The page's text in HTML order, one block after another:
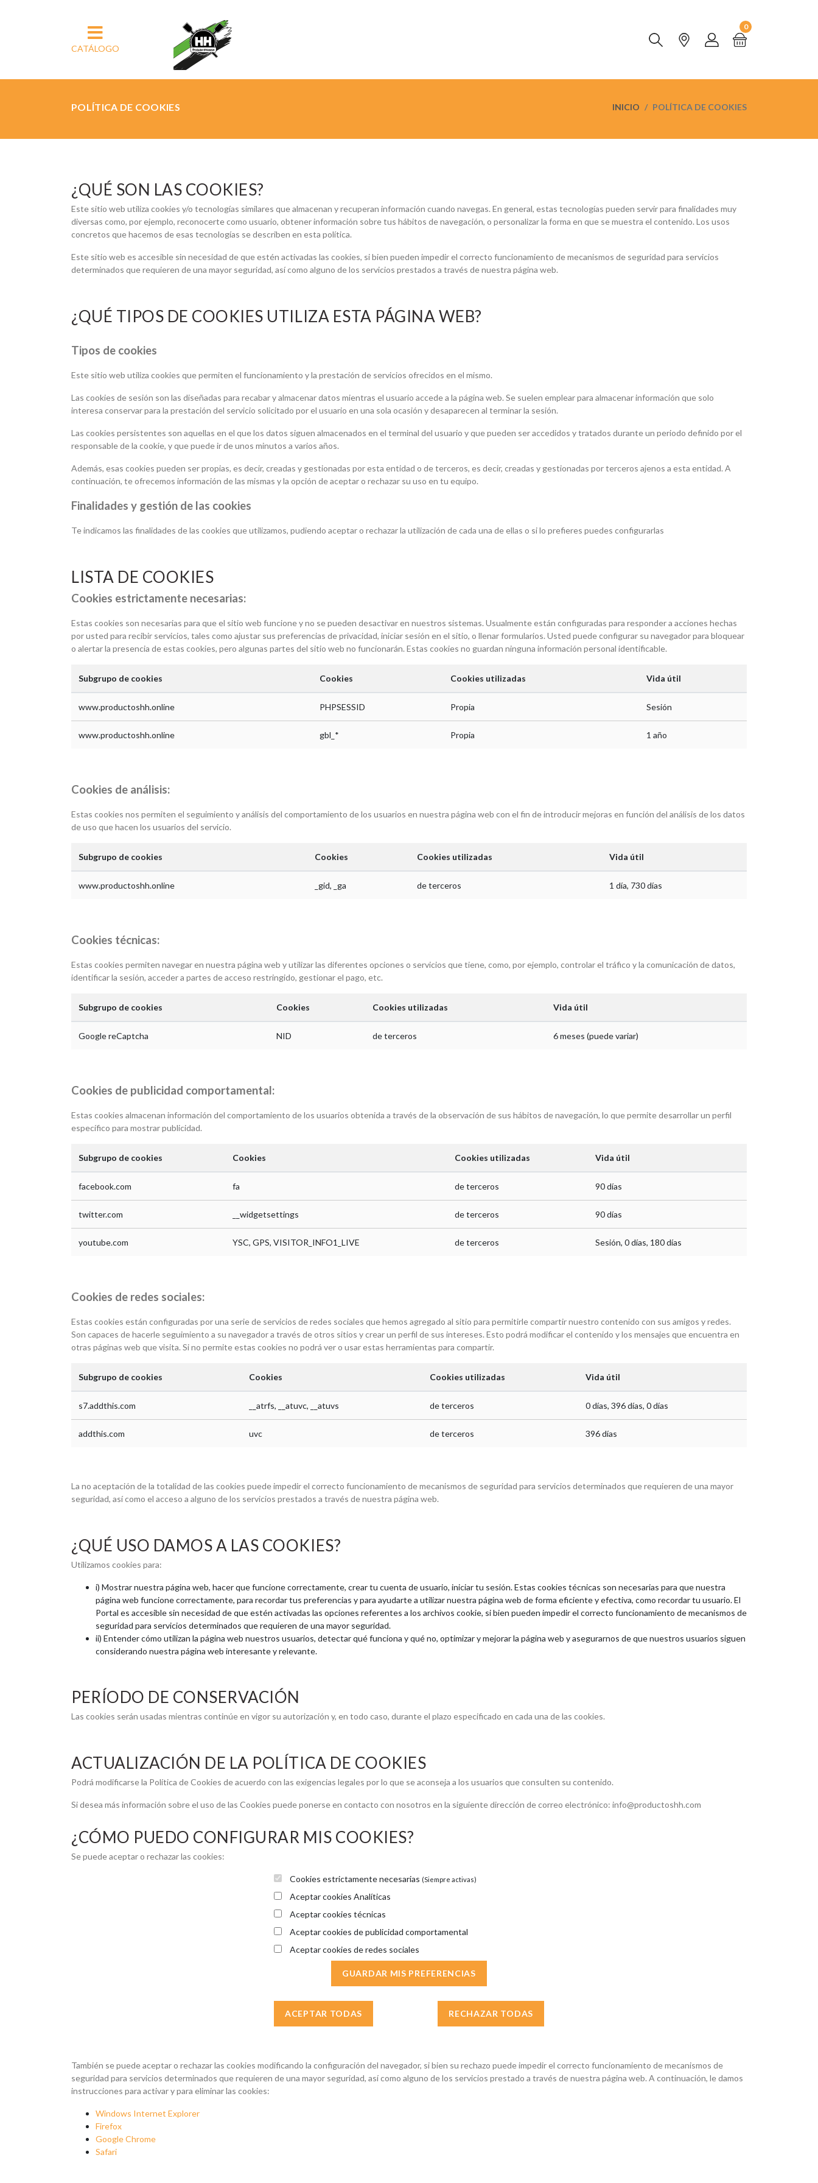
CATÁLOGO
0
POLÍTICA DE COOKIES INICIO POLÍTICA DE COOKIES
¿QUÉ SON LAS COOKIES?
Este sitio web utiliza cookies y/o tecnologías similares que almacenan y recuperan información cuando navegas. En general, estas tecnologías pueden servir para finalidades muy
diversas como, por ejemplo, reconocerte como usuario, obtener información sobre tus hábitos de navegación, o personalizar la forma en que se muestra el contenido. Los usos
concretos que hacemos de esas tecnologías se describen en esta política.
Este sitio web es accesible sin necesidad de que estén activadas las cookies, si bien pueden impedir el correcto funcionamiento de mecanismos de seguridad para servicios
determinados que requieren de una mayor seguridad, así como alguno de los servicios prestados a través de nuestra página web.
¿QUÉ TIPOS DE COOKIES UTILIZA ESTA PÁGINA WEB?
Tipos de cookies
Este sitio web utiliza cookies que permiten el funcionamiento y la prestación de servicios ofrecidos en el mismo.
Las cookies de sesión son las diseñadas para recabar y almacenar datos mientras el usuario accede a la página web. Se suelen emplear para almacenar información que solo
interesa conservar para la prestación del servicio solicitado por el usuario en una sola ocasión y desaparecen al terminar la sesión.
Las cookies persistentes son aquellas en el que los datos siguen almacenados en el terminal del usuario y que pueden ser accedidos y tratados durante un periodo definido por el
responsable de la cookie, y que puede ir de unos minutos a varios años.
Además, esas cookies pueden ser propias, es decir, creadas y gestionadas por esta entidad o de terceros, es decir, creadas y gestionadas por terceros ajenos a esta entidad. A
continuación, te ofrecemos información de las mismas y la opción de aceptar o rechazar su uso en tu equipo.
Finalidades y gestión de las cookies
Te indicamos las finalidades de las cookies que utilizamos, pudiendo aceptar o rechazar la utilización de cada una de ellas o si lo prefieres puedes configurarlas
LISTA DE COOKIES
Cookies estrictamente necesarias:
Estas cookies son necesarias para que el sitio web funcione y no se pueden desactivar en nuestros sistemas. Usualmente están configuradas para responder a acciones hechas
por usted para recibir servicios, tales como ajustar sus preferencias de privacidad, iniciar sesión en el sitio, o llenar formularios. Usted puede configurar su navegador para bloquear
o alertar la presencia de estas cookies, pero algunas partes del sitio web no funcionarán. Estas cookies no guardan ninguna información personal identificable.
Subgrupo de cookies Cookies Cookies utilizadas Vida útil
www.productoshh.online PHPSESSID Propia Sesión
www.productoshh.online gbl_* Propia 1 año
Cookies de análisis:
Estas cookies nos permiten el seguimiento y análisis del comportamiento de los usuarios en nuestra página web con el fin de introducir mejoras en función del análisis de los datos
de uso que hacen los usuarios del servicio.
Subgrupo de cookies Cookies Cookies utilizadas Vida útil
www.productoshh.online _gid, _ga de terceros 1 día, 730 días
Cookies técnicas:
Estas cookies permiten navegar en nuestra página web y utilizar las diferentes opciones o servicios que tiene, como, por ejemplo, controlar el tráfico y la comunicación de datos,
identificar la sesión, acceder a partes de acceso restringido, gestionar el pago, etc.
Subgrupo de cookies Cookies Cookies utilizadas Vida útil
Google reCaptcha NID de terceros 6 meses (puede variar)
Cookies de publicidad comportamental:
Estas cookies almacenan información del comportamiento de los usuarios obtenida a través de la observación de sus hábitos de navegación, lo que permite desarrollar un perfil
específico para mostrar publicidad.
Subgrupo de cookies Cookies Cookies utilizadas Vida útil
facebook.com fa de terceros 90 días
twitter.com __widgetsettings de terceros 90 días
youtube.com YSC, GPS, VISITOR_INFO1_LIVE de terceros Sesión, 0 días, 180 días
Cookies de redes sociales:
Estas cookies están configuradas por una serie de servicios de redes sociales que hemos agregado al sitio para permitirle compartir nuestro contenido con sus amigos y redes.
Son capaces de hacerle seguimiento a su navegador a través de otros sitios y crear un perfil de sus intereses. Esto podrá modificar el contenido y los mensajes que encuentra en
otras páginas web que visita. Si no permite estas cookies no podrá ver o usar estas herramientas para compartir.
Subgrupo de cookies Cookies Cookies utilizadas Vida útil
s7.addthis.com __atrfs, __atuvc, __atuvs de terceros 0 días, 396 días, 0 días
addthis.com uvc de terceros 396 días
La no aceptación de la totalidad de las cookies puede impedir el correcto funcionamiento de mecanismos de seguridad para servicios determinados que requieren de una mayor
seguridad, así como el acceso a alguno de los servicios prestados a través de nuestra página web.
¿QUÉ USO DAMOS A LAS COOKIES?
Utilizamos cookies para:
i) Mostrar nuestra página web, hacer que funcione correctamente, crear tu cuenta de usuario, iniciar tu sesión. Estas cookies técnicas son necesarias para que nuestra
página web funcione correctamente, para recordar tus preferencias y para ayudarte a utilizar nuestra página web de forma eficiente y efectiva, como recordar tu usuario. El
Portal es accesible sin necesidad de que estén activadas las opciones referentes a los archivos cookie, si bien pueden impedir el correcto funcionamiento de mecanismos de
seguridad para servicios determinados que requieren de una mayor seguridad.
ii) Entender cómo utilizan la página web nuestros usuarios, detectar qué funciona y qué no, optimizar y mejorar la página web y asegurarnos de que nuestros usuarios siguen
considerando nuestra página web interesante y relevante.
PERÍODO DE CONSERVACIÓN
Las cookies serán usadas mientras continúe en vigor su autorización y, en todo caso, durante el plazo especificado en cada una de las cookies.
ACTUALIZACIÓN DE LA POLÍTICA DE COOKIES
Podrá modificarse la Política de Cookies de acuerdo con las exigencias legales por lo que se aconseja a los usuarios que consulten su contenido.
Si desea más información sobre el uso de las Cookies puede ponerse en contacto con nosotros en la siguiente dirección de correo electrónico: info@productoshh.com
¿CÓMO PUEDO CONFIGURAR MIS COOKIES?
Se puede aceptar o rechazar las cookies:
Cookies estrictamente necesarias (Siempre activas)
Aceptar cookies Analíticas
Aceptar cookies técnicas
Aceptar cookies de publicidad comportamental
Aceptar cookies de redes sociales
GUARDAR MIS PREFERENCIAS
ACEPTAR TODAS RECHAZAR TODAS
También se puede aceptar o rechazar las cookies modificando la configuración del navegador, si bien su rechazo puede impedir el correcto funcionamiento de mecanismos de
seguridad para servicios determinados que requieren de una mayor seguridad, así como alguno de los servicios prestado a través de nuestra página web. A continuación, le damos
instrucciones para activar y para eliminar las cookies:
Windows Internet Explorer
Firefox
Google Chrome
Safari